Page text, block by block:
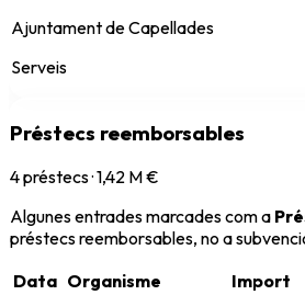
Ajuntament de Capellades
Serveis
Préstecs reemborsables
4préstecs ·1,42 M €
Algunes entrades marcades com a
préstecs reemborsables, no a
Data Organisme Import